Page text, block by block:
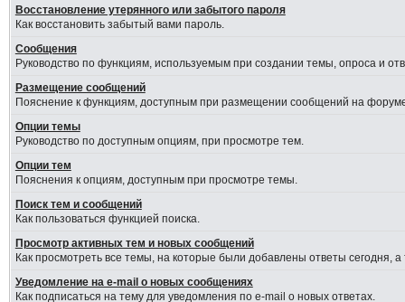
Восстановление утерянного или забытого пароля
Как восстановить забытый вами пароль.
Сообщения
Руководство по функциям, используемым при создании темы, опроса и
Размещение сообщений
Пояснение к функциям, доступным при размещении сообщений на
Опции темы
Руководство по доступным опциям, при просмотре тем.
Опции тем
Пояснения к опциям, доступным при просмотре темы.
Поиск тем и сообщений
Как пользоваться функцией поиска.
Просмотр активных тем и новых сообщений
Как просмотреть все темы, на которые были добавлены ответы сегодня,
Уведомление на e-mail о новых сообщениях
Как подписаться на тему для уведомления по e-mail о новых ответах.